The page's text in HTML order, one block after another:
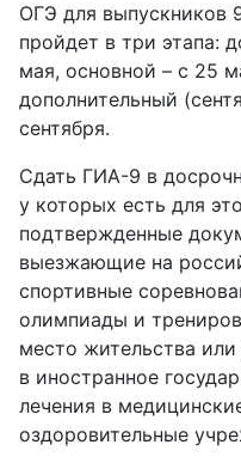
ОГЭ для выпускников
пройдет в три этапа:
мая, основной – с 25
дополнительный
сентября.
Сдать ГИА-9 в
у которых есть для
подтвержденные
выезжающие на
спортивные
олимпиады и
место жительства
в иностранное
лечения в
оздоровительные